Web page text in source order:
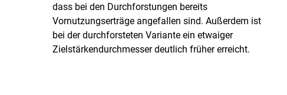
dass bei den Durchforstungen bereits
Vornutzungserträge angefallen sind. Außerdem ist
bei der durchforsteten Variante ein etwaiger
Zielstärkendurchmesser deutlich früher erreicht.